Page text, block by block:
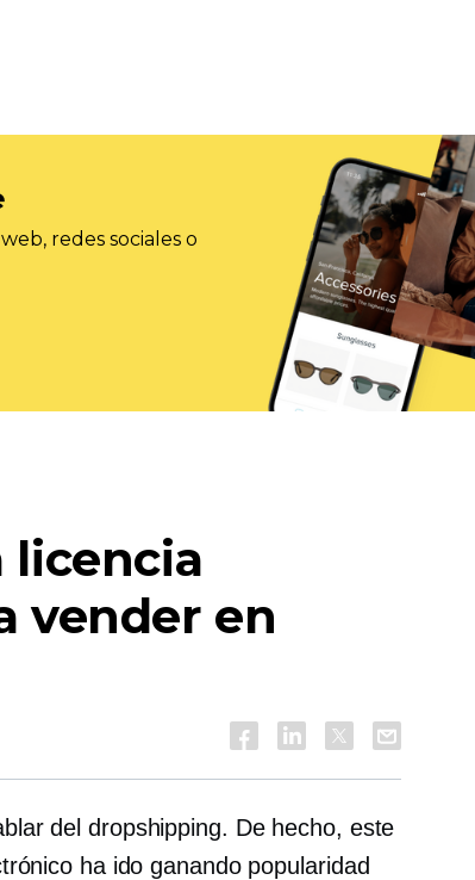
redes sociales o
licencia
vender en
del dropshipping. De hecho, este
ha ido ganando popularidad